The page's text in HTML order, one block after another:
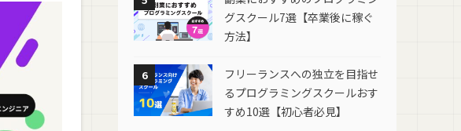
グスクール7選【卒業後に稼ぐ
方法】
6
フリーランスへの独立を目指せ
るプログラミングスクールおす
すめ10選【初心者必見】